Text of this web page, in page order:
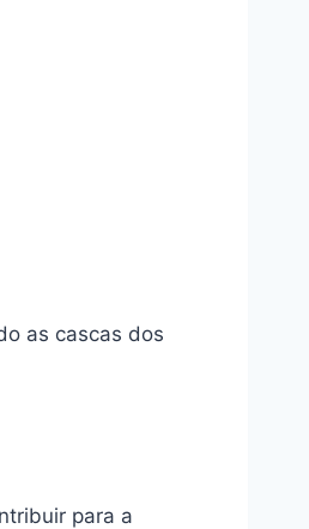
as cascas dos
para a